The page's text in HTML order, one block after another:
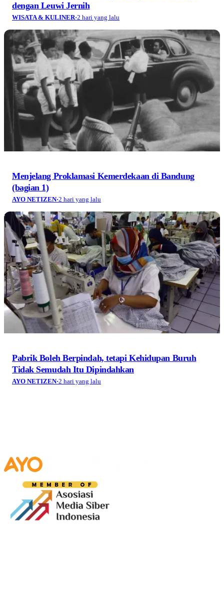
dengan Leuwi Jernih
WISATA & KULINER·2 hari yang lalu
Menjelang Proklamasi Kemerdekaan di Bandung
(bagian 1)
AYO NETIZEN·2 hari yang lalu
Pabrik Boleh Berpindah, tetapi Kehidupan Buruh
Tidak Semudah Itu Dipindahkan
AYO NETIZEN·2 hari yang lalu